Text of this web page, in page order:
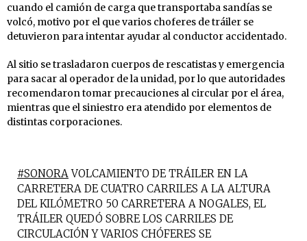
cuando el camión de carga que transportaba sandías se
volcó, motivo por el que varios choferes de tráiler se
detuvieron para intentar ayudar al conductor accidentado.
Al sitio se trasladaron cuerpos de rescatistas y emergencia
para sacar al operador de la unidad, por lo que autoridades
recomendaron tomar precauciones al circular por el área,
mientras que el siniestro era atendido por elementos de
distintas corporaciones.
#SONORA VOLCAMIENTO DE TRÁILER EN LA
CARRETERA DE CUATRO CARRILES A LA ALTURA
DEL KILÓMETRO 50 CARRETERA A NOGALES, EL
TRÁILER QUEDÓ SOBRE LOS CARRILES DE
CIRCULACIÓN Y VARIOS CHÓFERES SE